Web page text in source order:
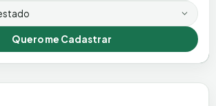
Quero me Cadastrar